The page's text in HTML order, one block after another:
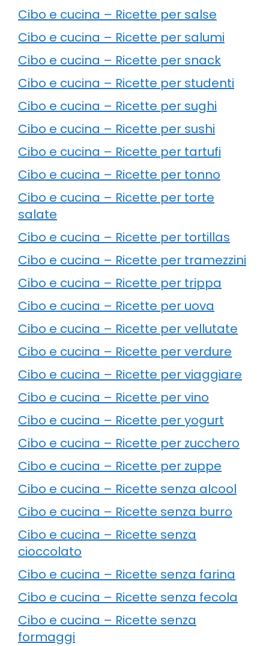
Cibo e cucina – Ricette per salse
Cibo e cucina – Ricette per salumi
Cibo e cucina – Ricette per snack
Cibo e cucina – Ricette per studenti
Cibo e cucina – Ricette per sughi
Cibo e cucina – Ricette per sushi
Cibo e cucina – Ricette per tartufi
Cibo e cucina – Ricette per tonno
Cibo e cucina – Ricette per torte
salate
Cibo e cucina – Ricette per tortillas
Cibo e cucina – Ricette per tramezzini
Cibo e cucina – Ricette per trippa
Cibo e cucina – Ricette per uova
Cibo e cucina – Ricette per vellutate
Cibo e cucina – Ricette per verdure
Cibo e cucina – Ricette per viaggiare
Cibo e cucina – Ricette per vino
Cibo e cucina – Ricette per yogurt
Cibo e cucina – Ricette per zucchero
Cibo e cucina – Ricette per zuppe
Cibo e cucina – Ricette senza alcool
Cibo e cucina – Ricette senza burro
Cibo e cucina – Ricette senza
cioccolato
Cibo e cucina – Ricette senza farina
Cibo e cucina – Ricette senza fecola
Cibo e cucina – Ricette senza
formaggi